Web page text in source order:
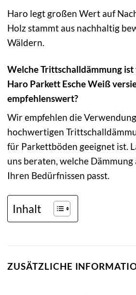
Haro legt großen Wert auf
Holz stammt aus nachhaltig
Wäldern.
Welche Trittschalldämmung
Haro Parkett Esche Weiß
empfehlenswert?
Wir empfehlen die
hochwertigen
für Parkettböden geeignet ist.
uns beraten, welche Dämmung
Ihren Bedürfnissen passt.
Inhalt
ZUSÄTZLICHE